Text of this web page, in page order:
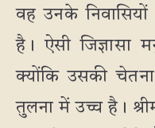
वह उनके
है। ऐसी जिज्ञासा
क्योंकि उसकी
तुलना में उच्च है।